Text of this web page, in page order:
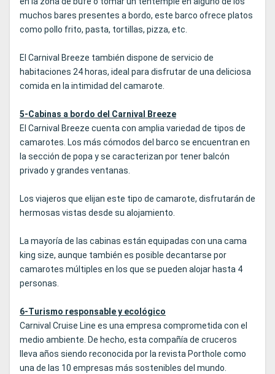
muchos bares presentes a bordo, este barco ofrece platos
como pollo frito, pasta, tortillas, pizza, etc.
El Carnival Breeze también dispone de servicio de
habitaciones 24 horas, ideal para disfrutar de una deliciosa
comida en la intimidad del camarote.
5-Cabinas a bordo del Carnival Breeze
El Carnival Breeze cuenta con amplia variedad de tipos de
camarotes. Los más cómodos del barco se encuentran en
la sección de popa y se caracterizan por tener balcón
privado y grandes ventanas.
Los viajeros que elijan este tipo de camarote, disfrutarán de
hermosas vistas desde su alojamiento.
La mayoría de las cabinas están equipadas con una cama
king size, aunque también es posible decantarse por
camarotes múltiples en los que se pueden alojar hasta 4
personas.
6-Turismo responsable y ecológico
Carnival Cruise Line es una empresa comprometida con el
medio ambiente. De hecho, esta compañía de cruceros
lleva años siendo reconocida por la revista Porthole como
una de las 10 empresas más sostenibles del mundo.